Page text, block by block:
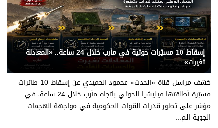
يني يمن - قناة الحدث
إسقاط 10 مسيّرات حوثية في مأرب خلال 24 ساعة.. «المعادلة
تغيرت»
كشف مراسل قناة «الحدث» محمود الحميدي عن إسقاط 10 طائرات
مسيّرة أطلقتها ميليشيا الحوثي باتجاه مأرب خلال 24 ساعة، في
مؤشر على تطور قدرات القوات الحكومية في مواجهة الهجمات
الجوية الم...